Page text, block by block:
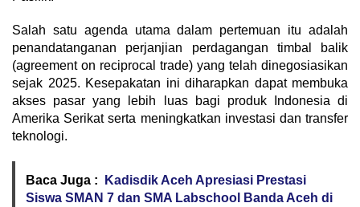
Salah satu agenda utama dalam pertemuan itu adalah
penandatanganan perjanjian perdagangan timbal balik
(agreement on reciprocal trade) yang telah dinegosiasikan
sejak 2025. Kesepakatan ini diharapkan dapat membuka
akses pasar yang lebih luas bagi produk Indonesia di
Amerika Serikat serta meningkatkan investasi dan transfer
teknologi.
Baca Juga :
Kadisdik Aceh Apresiasi Prestasi
Siswa SMAN 7 dan SMA Labschool Banda Aceh di